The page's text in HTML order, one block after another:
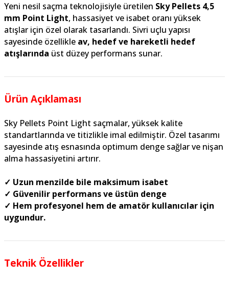
Yeni nesil saçma teknolojisiyle üretilen Sky Pellets 4,5
mm Point Light, hassasiyet ve isabet oranı yüksek
atışlar için özel olarak tasarlandı. Sivri uçlu yapısı
sayesinde özellikle av, hedef ve hareketli hedef
atışlarında üst düzey performans sunar.
Ürün Açıklaması
Sky Pellets Point Light saçmalar, yüksek kalite
standartlarında ve titizlikle imal edilmiştir. Özel tasarımı
sayesinde atış esnasında optimum denge sağlar ve nişan
alma hassasiyetini artırır.
✓ Uzun menzilde bile maksimum isabet
✓ Güvenilir performans ve üstün denge
✓ Hem profesyonel hem de amatör kullanıcılar için
uygundur.
Teknik Özellikler